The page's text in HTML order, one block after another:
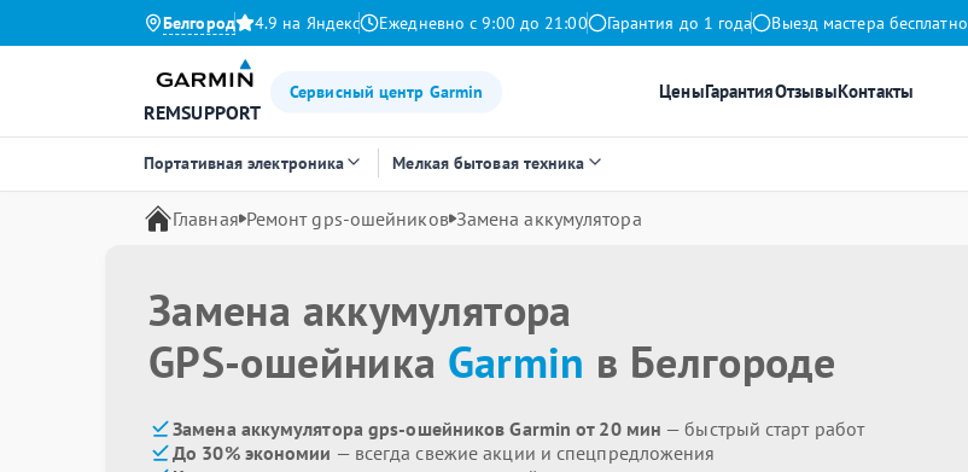
Белгород 4.9 на Яндекс Ежедневно с 9:00 до 21:00 Гарантия до 1 года Выезд мастера бесплатно
REMSUPPORT
Сервисный центр Garmin ЦеныГарантияОтзывыКонтакты
Портативная электроника Мелкая бытовая техника
Главная Ремонт gps-ошейников Замена аккумулятора
Замена аккумулятора
GPS-ошейника Garmin в Белгороде
Замена аккумулятора gps-ошейников Garmin от 20 мин — быстрый старт работ
До 30% экономии — всегда свежие акции и спецпредложения